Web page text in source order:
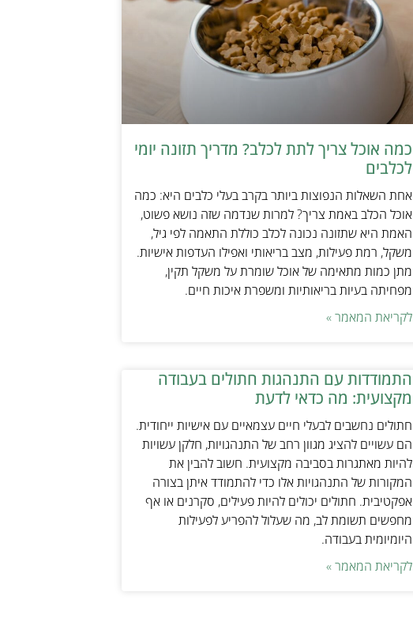
כמה אוכל צריך לתת לכלב? מדריך תזונה יומי
לכלבים
אחת השאלות הנפוצות ביותר בקרב בעלי כלבים היא: כמה
אוכל הכלב באמת צריך? למרות שנדמה שזה נושא פשוט,
האמת היא שתזונה נכונה לכלב כוללת התאמה לפי גיל,
משקל, רמת פעילות, מצב בריאותי ואפילו העדפות אישיות.
מתן כמות מתאימה של אוכל שומרת על משקל תקין,
מפחיתה בעיות בריאותיות ומשפרת איכות חיים.
לקריאת המאמר »
התמודדות עם התנהגות חתולים בעבודה
מקצועית: מה כדאי לדעת
חתולים נחשבים לבעלי חיים עצמאיים עם אישיות ייחודית.
הם עשויים להציג מגוון רחב של התנהגויות, חלקן עשויות
להיות מאתגרות בסביבה מקצועית. חשוב להבין את
המקורות של התנהגויות אלו כדי להתמודד איתן בצורה
אפקטיבית. חתולים יכולים להיות פעילים, סקרנים או אף
מחפשים תשומת לב, מה שעלול להפריע לפעילות
היומיומית בעבודה.
לקריאת המאמר »